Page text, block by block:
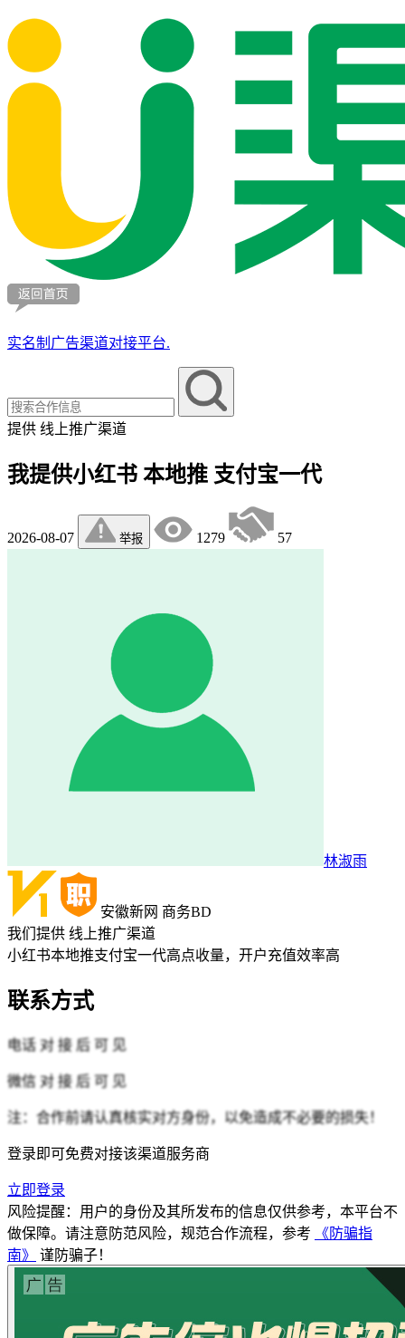
实名制广告渠道对接平台.
提供 线上推广渠道
我提供小红书 本地推 支付宝一代
2026-08-07 举报 1279 57
林淑雨
安徽新网 商务BD
我们提供 线上推广渠道
小红书本地推支付宝一代高点收量，开户充值效率高
联系方式
电话 对 接 后 可 见
微信 对 接 后 可 见
注：合作前请认真核实对方身份，以免造成不必要的损失！
登录即可免费对接该渠道服务商
立即登录
风险提醒：用户的身份及其所发布的信息仅供参考，本平台不
做保障。请注意防范风险，规范合作流程，参考
《防骗指
南》
谨防骗子！